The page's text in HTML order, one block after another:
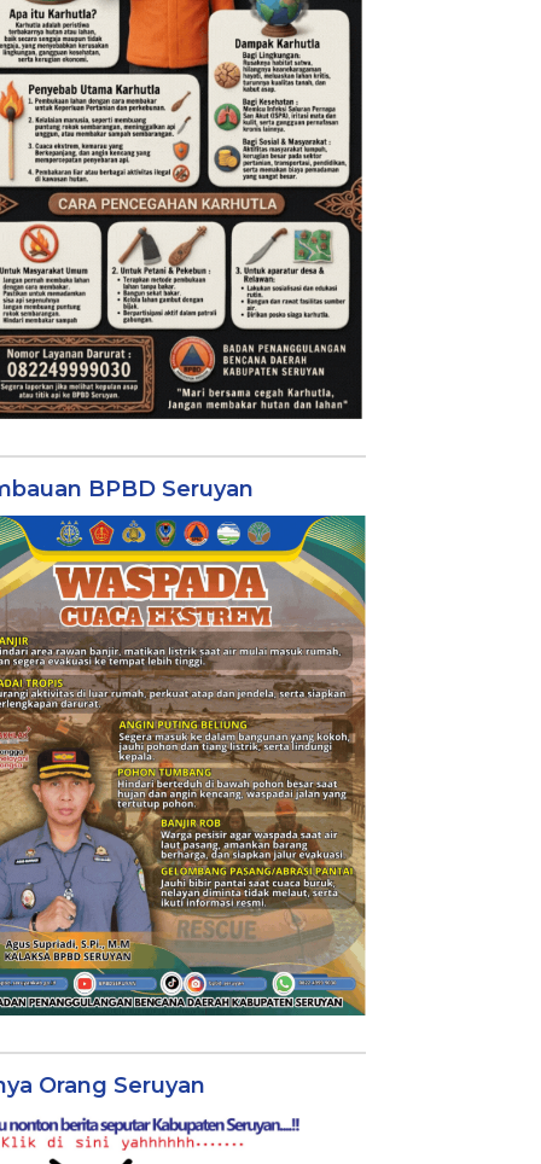
BPBD Seruyan
Orang Seruyan